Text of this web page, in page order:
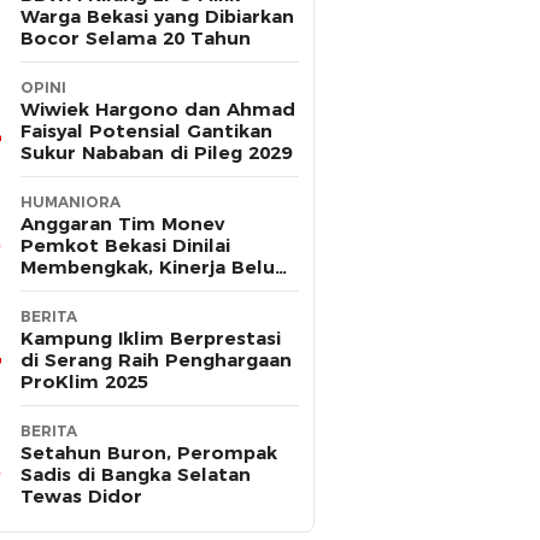
Warga Bekasi yang Dibiarkan
Bocor Selama 20 Tahun
OPINI
Wiwiek Hargono dan Ahmad
Faisyal Potensial Gantikan
Sukur Nababan di Pileg 2029
HUMANIORA
Anggaran Tim Monev
Pemkot Bekasi Dinilai
Membengkak, Kinerja Belum
Terbukti Efektif
BERITA
Kampung Iklim Berprestasi
di Serang Raih Penghargaan
ProKlim 2025
BERITA
Setahun Buron, Perompak
Sadis di Bangka Selatan
Tewas Didor